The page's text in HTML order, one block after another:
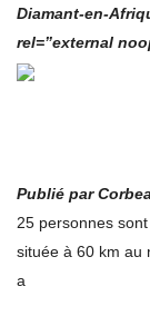
Diamant-en-
rel=”external
Publié par
25 personnes sont
située à 60 km au
a